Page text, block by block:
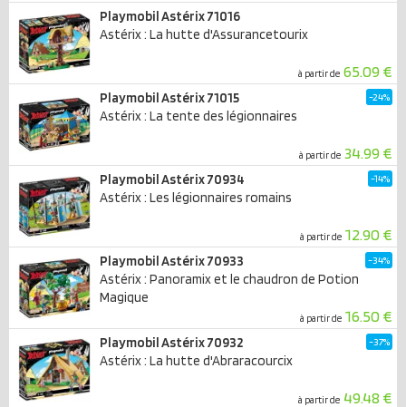
Playmobil Astérix 71016
Astérix : La hutte d'Assurancetourix
à partir de 65.09 €
Playmobil Astérix 71015
Astérix : La tente des légionnaires
à partir de 34.99 €
-24%
Playmobil Astérix 70934
Astérix : Les légionnaires romains
à partir de 12.90 €
-14%
Playmobil Astérix 70933
Astérix : Panoramix et le chaudron de Potion
Magique
à partir de 16.50 €
-34%
Playmobil Astérix 70932
Astérix : La hutte d'Abraracourcix
à partir de 49.48 €
-37%